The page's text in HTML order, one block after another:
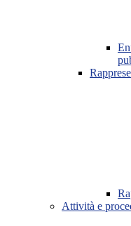
Attività e